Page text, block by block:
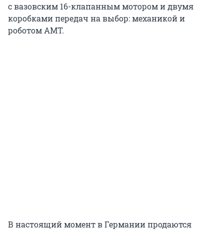
с вазовским 16-клапанным мотором и двумя
коробками передач на выбор: механикой и
роботом AMT.
В настоящий момент в Германии продаются